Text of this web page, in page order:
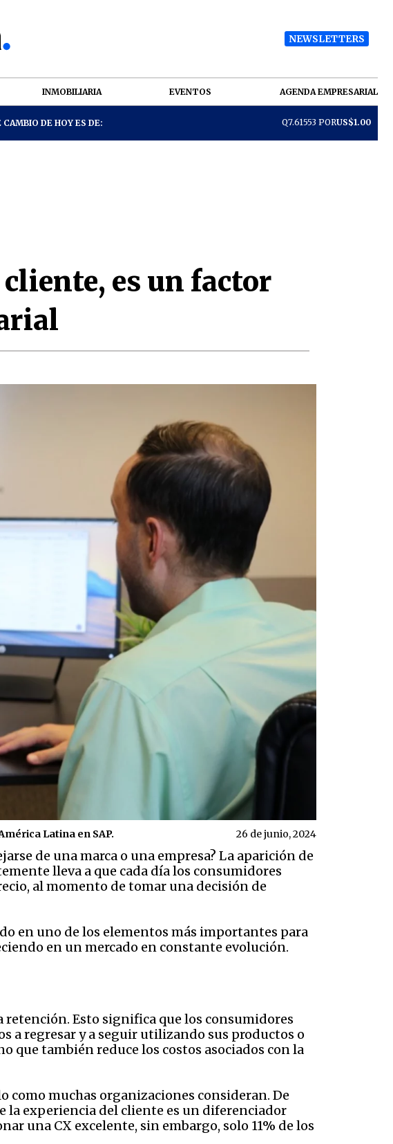
NEWSLETTERS
INMOBILIARIA EVENTOS AGENDA EMPRESARIAL
DE HOY ES DE: Q7.61553 PORUS$1.00
es un factor
Latina en SAP. 26 de junio, 2024
de una marca o una empresa? La aparición de
lleva a que cada día los consumidores
al momento de tomar una decisión de
en uno de los elementos más importantes para
en un mercado en constante evolución.
Esto significa que los consumidores
a regresar y a seguir utilizando sus productos o
que también reduce los costos asociados con la
como muchas organizaciones consideran. De
la experiencia del cliente es un diferenciador
una CX excelente, sin embargo, solo 11% de los